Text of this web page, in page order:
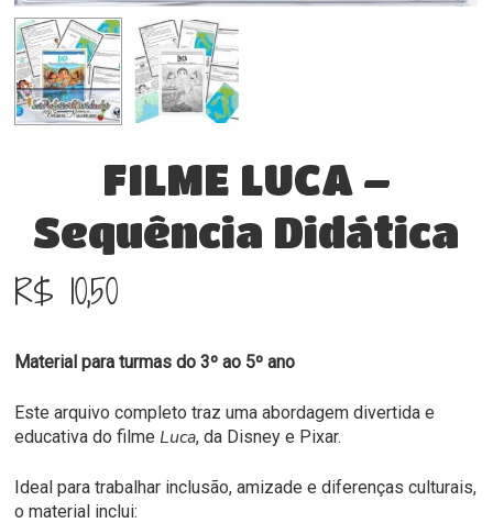
FILME LUCA –
Sequência Didática
R$ 10,50
Material para turmas do 3º ao 5º ano
Este arquivo completo traz uma abordagem divertida e
educativa do filme Luca, da Disney e Pixar.
Ideal para trabalhar inclusão, amizade e diferenças culturais,
o material inclui: